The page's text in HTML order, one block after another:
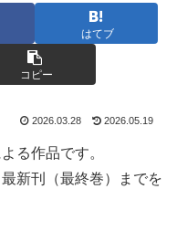
はてブ
コピー
2026.03.28 2026.05.19
る作品です。
新刊（最終巻）までを